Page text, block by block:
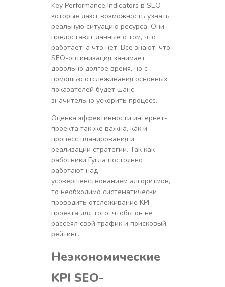
Key Performance Indicators в SEO,
которые дают возможность узнать
реальную ситуацию ресурса. Они
предоставят данные о том, что
работает, а что нет. Все знают, что
SEO-оптимизация занимает
довольно долгое время, но с
помощью отслеживания основных
показателей будет шанс
значительно ускорить процесс.
Оценка эффективности интернет-
проекта так же важна, как и
процесс планирования и
реализации стратегии. Так как
работники Гугла постоянно
работают над
усовершенствованием алгоритмов,
то необходимо систематически
проводить отслеживание KPI
проекта для того, чтобы он не
рассеял свой трафик и поисковый
рейтинг.
Неэкономические
KPI SEO-